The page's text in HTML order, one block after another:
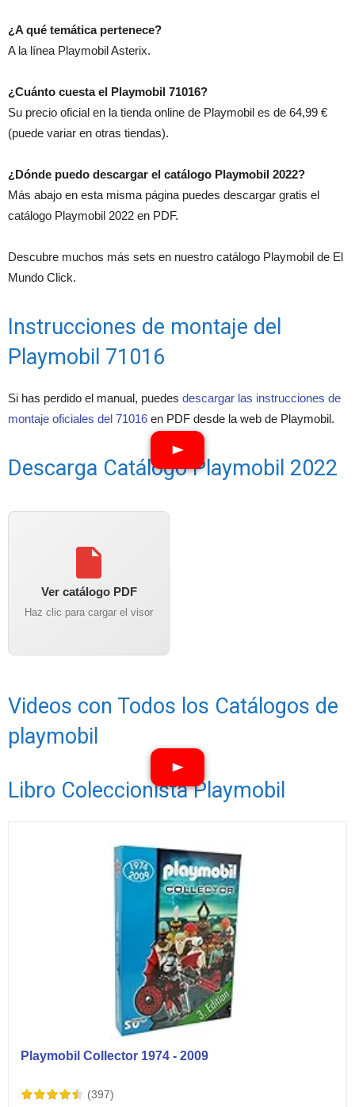
¿A qué temática pertenece?
A la línea Playmobil Asterix.
¿Cuánto cuesta el Playmobil 71016?
Su precio oficial en la tienda online de Playmobil es de 64,99 €
(puede variar en otras tiendas).
¿Dónde puedo descargar el catálogo Playmobil 2022?
Más abajo en esta misma página puedes descargar gratis el
catálogo Playmobil 2022 en PDF.
Descubre muchos más sets en nuestro catálogo Playmobil de El
Mundo Click.
Instrucciones de montaje del
Playmobil 71016
Si has perdido el manual, puedes descargar las instrucciones de
montaje oficiales del 71016 en PDF desde la web de Playmobil.
Descarga Catálogo Playmobil 2022
Ver catálogo PDF
Haz clic para cargar el visor
Videos con Todos los Catálogos de
playmobil
Libro Coleccionista Playmobil
Playmobil Collector 1974 - 2009
(397)